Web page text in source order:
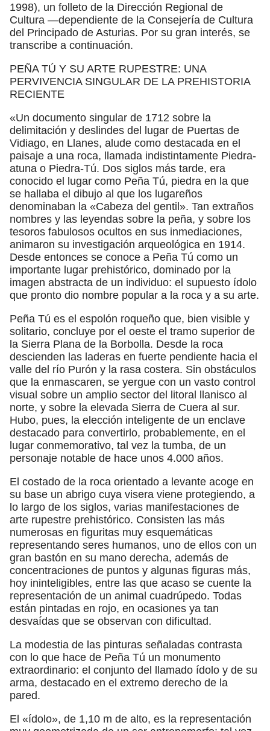
1998), un folleto de la Dirección Regional de
Cultura —dependiente de la Consejería de Cultura
del Principado de Asturias. Por su gran interés, se
transcribe a continuación.
PEÑA TÚ Y SU ARTE RUPESTRE: UNA
PERVIVENCIA SINGULAR DE LA PREHISTORIA
RECIENTE
«Un documento singular de 1712 sobre la
delimitación y deslindes del lugar de Puertas de
Vidiago, en Llanes, alude como destacada en el
paisaje a una roca, llamada indistintamente Piedra-
atuna o Piedra-Tú. Dos siglos más tarde, era
conocido el lugar como Peña Tú, piedra en la que
se hallaba el dibujo al que los lugareños
denominaban la «Cabeza del gentil». Tan extraños
nombres y las leyendas sobre la peña, y sobre los
tesoros fabulosos ocultos en sus inmediaciones,
animaron su investigación arqueológica en 1914.
Desde entonces se conoce a Peña Tú como un
importante lugar prehistórico, dominado por la
imagen abstracta de un individuo: el supuesto ídolo
que pronto dio nombre popular a la roca y a su arte.
Peña Tú es el espolón roqueño que, bien visible y
solitario, concluye por el oeste el tramo superior de
la Sierra Plana de la Borbolla. Desde la roca
descienden las laderas en fuerte pendiente hacia el
valle del río Purón y la rasa costera. Sin obstáculos
que la enmascaren, se yergue con un vasto control
visual sobre un amplio sector del litoral llanisco al
norte, y sobre la elevada Sierra de Cuera al sur.
Hubo, pues, la elección inteligente de un enclave
destacado para convertirlo, probablemente, en el
lugar conmemorativo, tal vez la tumba, de un
personaje notable de hace unos 4.000 años.
El costado de la roca orientado a levante acoge en
su base un abrigo cuya visera viene protegiendo, a
lo largo de los siglos, varias manifestaciones de
arte rupestre prehistórico. Consisten las más
numerosas en figuritas muy esquemáticas
representando seres humanos, uno de ellos con un
gran bastón en su mano derecha, además de
concentraciones de puntos y algunas figuras más,
hoy ininteligibles, entre las que acaso se cuente la
representación de un animal cuadrúpedo. Todas
están pintadas en rojo, en ocasiones ya tan
desvaídas que se observan con dificultad.
La modestia de las pinturas señaladas contrasta
con lo que hace de Peña Tú un monumento
extraordinario: el conjunto del llamado ídolo y de su
arma, destacado en el extremo derecho de la
pared.
El «ídolo», de 1,10 m de alto, es la representación